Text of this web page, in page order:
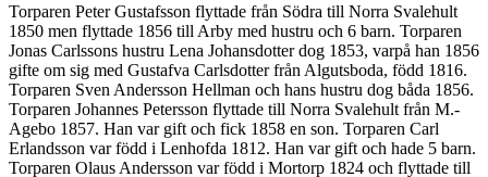
Torparen Peter Gustafsson flyttade från Södra till Norra Svalehult
1850 men flyttade 1856 till Arby med hustru och 6 barn. Torparen
Jonas Carlssons hustru Lena Johansdotter dog 1853, varpå han 1856
gifte om sig med Gustafva Carlsdotter från Algutsboda, född 1816.
Torparen Sven Andersson Hellman och hans hustru dog båda 1856.
Torparen Johannes Petersson flyttade till Norra Svalehult från M.-
Agebo 1857. Han var gift och fick 1858 en son. Torparen Carl
Erlandsson var född i Lenhofda 1812. Han var gift och hade 5 barn.
Torparen Olaus Andersson var född i Mortorp 1824 och flyttade till